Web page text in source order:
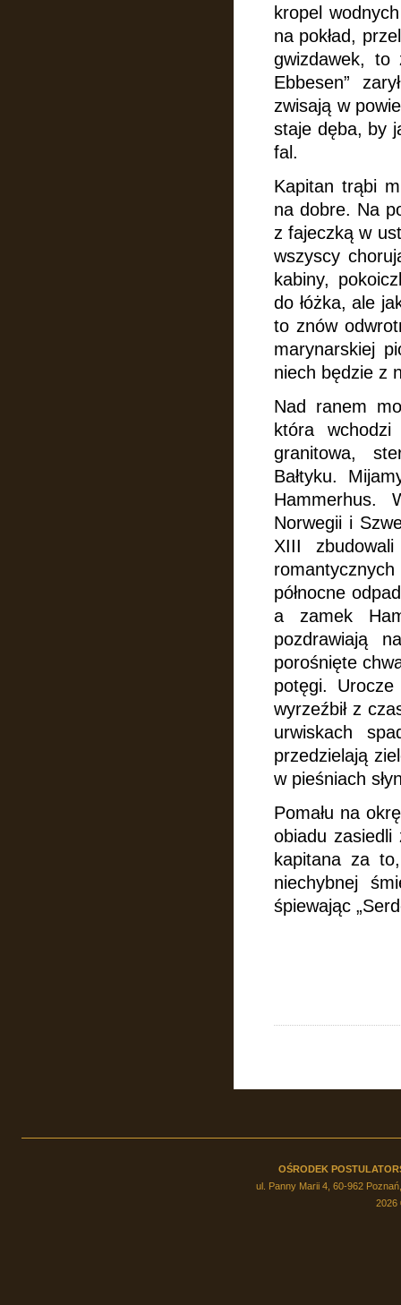
kropel
na pokład,
gwizdawek, to
Ebbesen”
zwisają w
staje dęba, by
fal.
Kapitan trąbi
na dobre. Na
z fajeczką w
wszyscy
kabiny,
do łóżka, ale
to znów
marynarskiej
niech będzie z
Nad ranem
która
granitowa,
Bałtyku.
Hammerhus.
Norwegii i
XIII
północne
a zamek
pozdrawiają
porośnięte
potęgi.
wyrzeźbił z
urwiskach
przedzielają
w pieśniach
Pomału na
obiadu zasiedli
kapitana za
niechybnej
śpiewając
OŚRODEK
ul. Panny Marii 4, 60-962
2026